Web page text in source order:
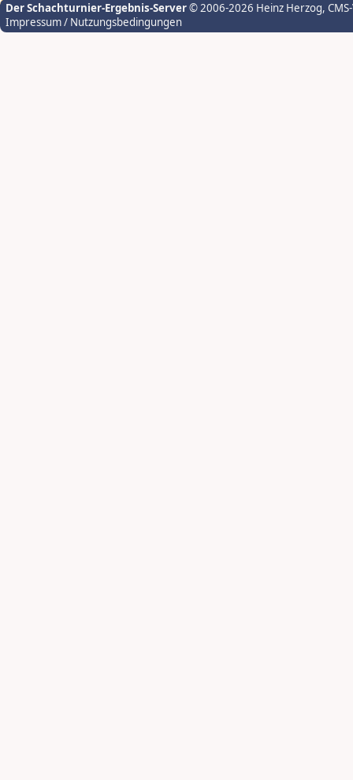
Der Schachturnier-Ergebnis-Server© 2006-2026 Heinz Herzog,
Impressum / Nutzungsbedingungen